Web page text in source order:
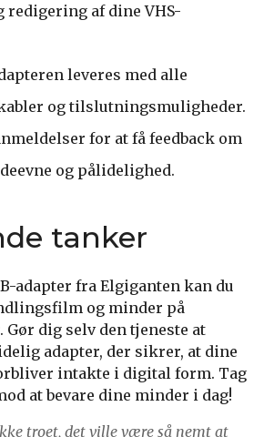
redigering af dine VHS-
leveres med alle
og tilslutningsmuligheder.
for at få feedback om
og pålidelighed.
tanker
adapter fra Elgiganten kan du
og minder på
Gør dig selv den tjeneste at
adapter, der sikrer, at dine
intakte i digital form. Tag
at bevare dine minder i dag!
troet, det ville være så nemt at